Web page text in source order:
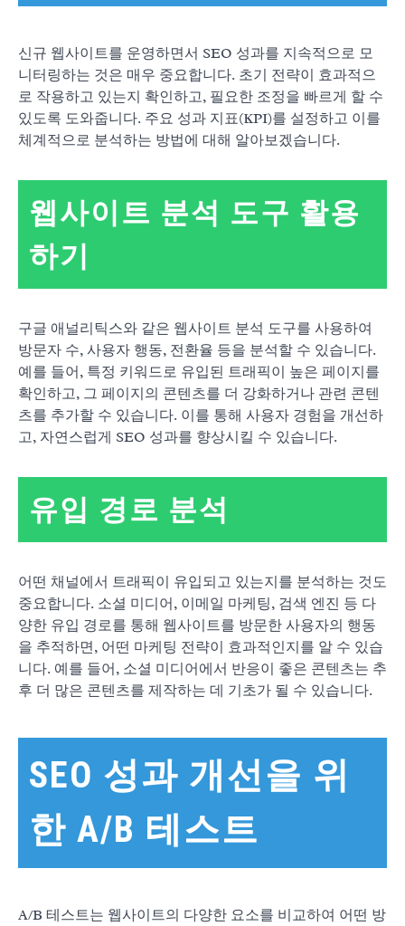
신규 웹사이트를 운영하면서 SEO 성과를 지속적으로 모
니터링하는 것은 매우 중요합니다. 초기 전략이 효과적으
로 작용하고 있는지 확인하고, 필요한 조정을 빠르게 할 수
있도록 도와줍니다. 주요 성과 지표(KPI)를 설정하고 이를
체계적으로 분석하는 방법에 대해 알아보겠습니다.
웹사이트 분석 도구 활용
하기
구글 애널리틱스와 같은 웹사이트 분석 도구를 사용하여
방문자 수, 사용자 행동, 전환율 등을 분석할 수 있습니다.
예를 들어, 특정 키워드로 유입된 트래픽이 높은 페이지를
확인하고, 그 페이지의 콘텐츠를 더 강화하거나 관련 콘텐
츠를 추가할 수 있습니다. 이를 통해 사용자 경험을 개선하
고, 자연스럽게 SEO 성과를 향상시킬 수 있습니다.
유입 경로 분석
어떤 채널에서 트래픽이 유입되고 있는지를 분석하는 것도
중요합니다. 소셜 미디어, 이메일 마케팅, 검색 엔진 등 다
양한 유입 경로를 통해 웹사이트를 방문한 사용자의 행동
을 추적하면, 어떤 마케팅 전략이 효과적인지를 알 수 있습
니다. 예를 들어, 소셜 미디어에서 반응이 좋은 콘텐츠는 추
후 더 많은 콘텐츠를 제작하는 데 기초가 될 수 있습니다.
SEO 성과 개선을 위
한 A/B 테스트
A/B 테스트는 웹사이트의 다양한 요소를 비교하여 어떤 방